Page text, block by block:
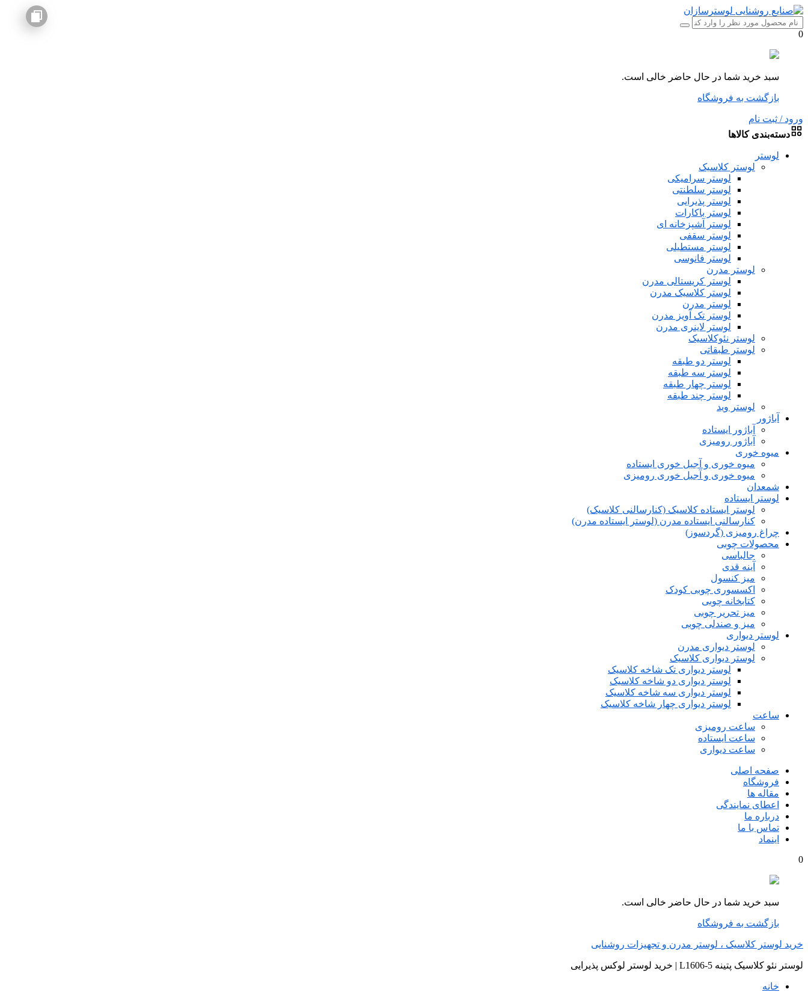
0
سبد خرید شما در حال حاضر خالی است.
بازگشت به فروشگاه
ورود / ثبت نام
دسته‌بندی کالاها
لوستر
لوستر کلاسیک
لوستر سرامیکی
لوستر سلطنتی
لوستر پذیرایی
لوستر باکارات
لوستر آشپزخانه ای
لوستر سقفی
لوستر مستطیلی
لوستر فانوسی
لوستر مدرن
لوستر کریستالی مدرن
لوستر کلاسیک مدرن
لوستر مدرن
لوستر تک آویز مدرن
لوستر لاینری مدرن
لوستر نئوکلاسیک
لوستر طبقاتی
لوستر دو طبقه
لوستر سه طبقه
لوستر چهار طبقه
لوستر چند طبقه
لوستر وید
آباژور
آباژور ایستاده
آباژور رومیزی
میوه خوری
میوه خوری و آجیل خوری ایستاده
میوه خوری و آجیل خوری رومیزی
شمعدان
لوستر ایستاده
لوستر ایستاده کلاسیک (کنارسالنی کلاسیک)
کنارسالنی ایستاده مدرن (لوستر ایستاده مدرن)
چراغ رومیزی (گردسوز)
محصولات چوبی
جالباسی
آینه قدی
میز کنسول
اکسسوری چوبی کودک
کتابخانه چوبی
میز تحریر چوبی
میز و صندلی چوبی
لوستر دیواری
لوستر دیواری مدرن
لوستر دیواری کلاسیک
لوستر دیواری تک شاخه کلاسیک
لوستر دیواری دو شاخه کلاسیک
لوستر دیواری سه شاخه کلاسیک
لوستر دیواری چهار شاخه کلاسیک
ساعت
ساعت رومیزی
ساعت ایستاده
ساعت دیواری
صفحه اصلی
فروشگاه
مقاله ها
اعطای نمایندگی
درباره ما
تماس با ما
اینماد
0
سبد خرید شما در حال حاضر خالی است.
بازگشت به فروشگاه
خرید لوستر کلاسیک ، لوستر مدرن و تجهیزات روشنایی
لوستر نئو کلاسیک پتینه L1606-5 | خرید لوستر لوکس پذیرایی
خانه